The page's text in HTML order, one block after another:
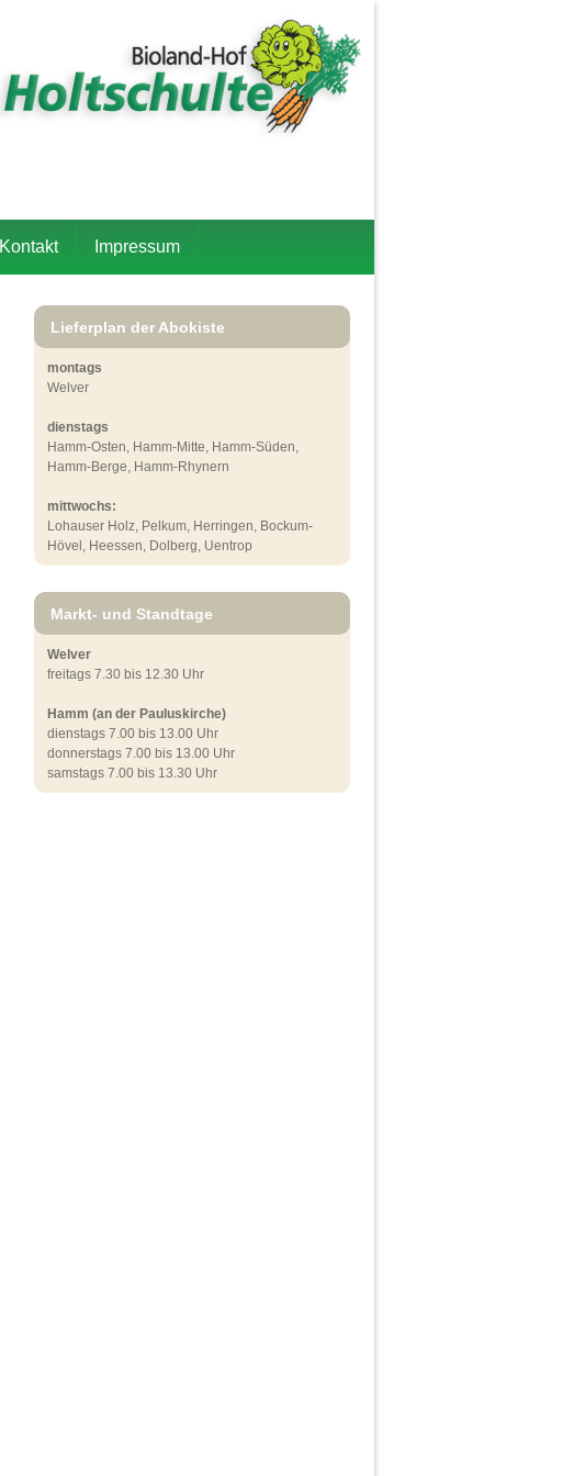
Kontakt Impressum
Lieferplan der Abokiste
montags
Welver
dienstags
Hamm-Osten, Hamm-Mitte, Hamm-Süden,
Hamm-Berge, Hamm-Rhynern
mittwochs:
Lohauser Holz, Pelkum, Herringen, Bockum-
Hövel, Heessen, Dolberg, Uentrop
Markt- und Standtage
Welver
freitags 7.30 bis 12.30 Uhr
Hamm (an der Pauluskirche)
dienstags 7.00 bis 13.00 Uhr
donnerstags 7.00 bis 13.00 Uhr
samstags 7.00 bis 13.30 Uhr